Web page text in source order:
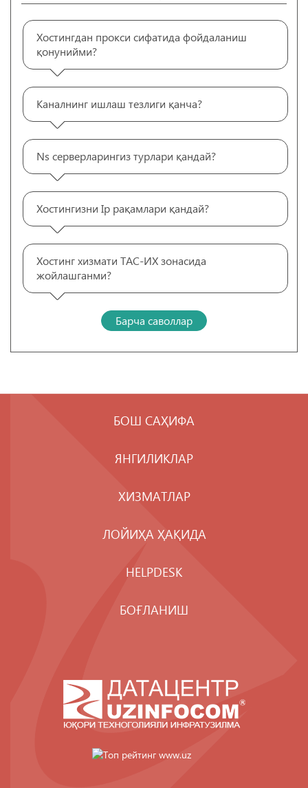
Хостингдан прокси сифатида фойдаланиш
қонунийми?
Каналнинг ишлаш тезлиги қанча?
Ns серверларингиз турлари қандай?
Хостингизни Ip рақамлари қандай?
Хостинг хизмати ТАС-ИХ зонасида
жойлашганми?
Барча саволлар
БОШ САҲИФА
ЯНГИЛИКЛАР
ХИЗМАТЛАР
ЛОЙИҲА ҲАҚИДА
HELPDESK
БОҒЛАНИШ